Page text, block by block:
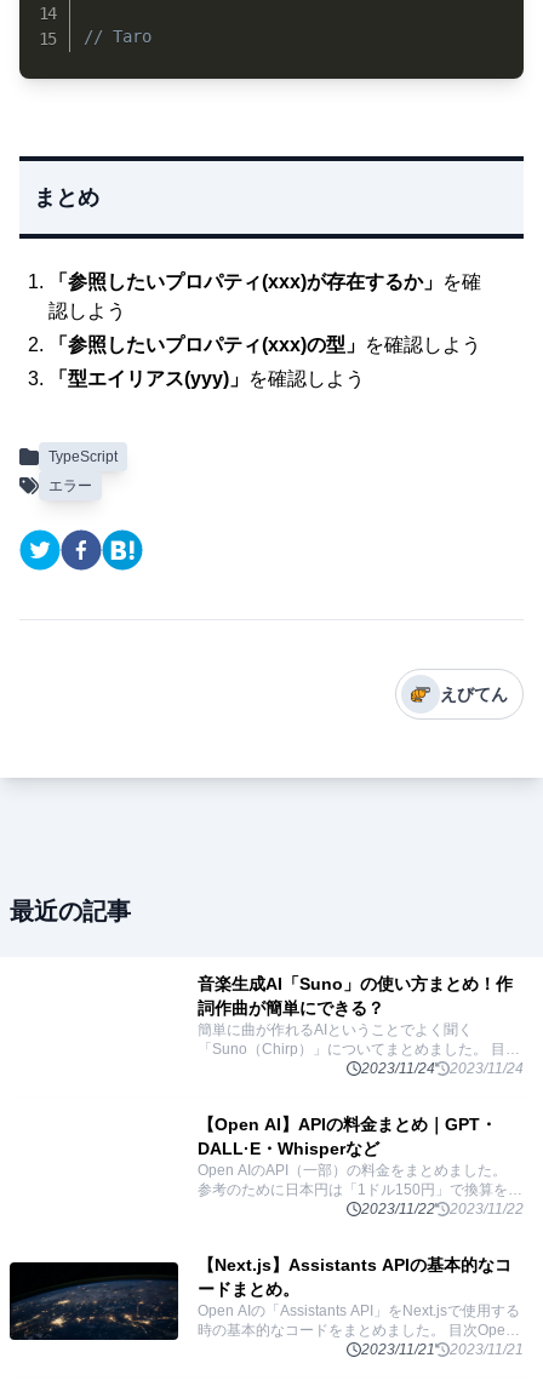
// Taro
まとめ
「参照したいプロパティ(xxx)が存在するか」 を確
認しよう
「参照したいプロパティ(xxx)の型」 を確認しよう
「型エイリアス(yyy)」 を確認しよう
TypeScript
エラー
えびてん
最近の記事
音楽生成AI「Suno」の使い方まとめ！作
詞作曲が簡単にできる？
簡単に曲が作れるAIということでよく聞く
「Suno（Chirp）」についてまとめました。 目次
「Suno」とはテキストからさまざまな音声を生成
2023/11/24 2023/11/24
【Open AI】APIの料金まとめ｜GPT・
DALL·E・Whisperなど
Open AIのAPI（一部）の料金をまとめました。
参考のために日本円は「1ドル150円」で換算をし
2023/11/22 2023/11/22
【Next.js】Assistants APIの基本的なコ
ードまとめ。
Open AIの「Assistants API」をNext.jsで使用する
時の基本的なコードをまとめました。 目次Open
AIのAPIセットアップ基本の使い方Threads: スレ
2023/11/21 2023/11/21